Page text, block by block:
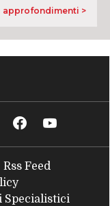
>
Rss Feed
Specialistici